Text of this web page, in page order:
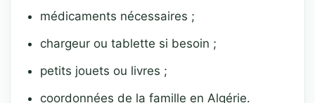
médicaments nécessaires ;
chargeur ou tablette si besoin ;
petits jouets ou livres ;
coordonnées de la famille en Algérie.